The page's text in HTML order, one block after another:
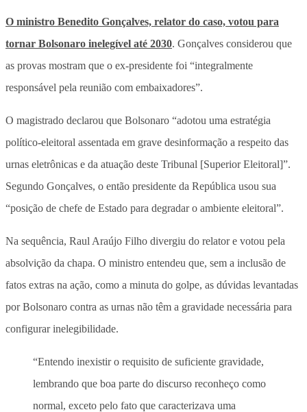
O ministro Benedito Gonçalves, relator do caso, votou para
tornar Bolsonaro inelegível até 2030. Gonçalves considerou que
as provas mostram que o ex-presidente foi “integralmente
responsável pela reunião com embaixadores”.
O magistrado declarou que Bolsonaro “adotou uma estratégia
político-eleitoral assentada em grave desinformação a respeito das
urnas eletrônicas e da atuação deste Tribunal [Superior Eleitoral]”.
Segundo Gonçalves, o então presidente da República usou sua
“posição de chefe de Estado para degradar o ambiente eleitoral”.
Na sequência, Raul Araújo Filho divergiu do relator e votou pela
absolvição da chapa. O ministro entendeu que, sem a inclusão de
fatos extras na ação, como a minuta do golpe, as dúvidas levantadas
por Bolsonaro contra as urnas não têm a gravidade necessária para
configurar inelegibilidade.
“Entendo inexistir o requisito de suficiente gravidade,
lembrando que boa parte do discurso reconheço como
normal, exceto pelo fato que caracterizava uma